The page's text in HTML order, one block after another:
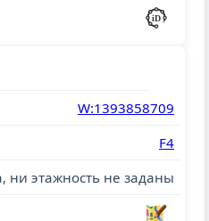
W:1393858709
F4
ни этажность не заданы